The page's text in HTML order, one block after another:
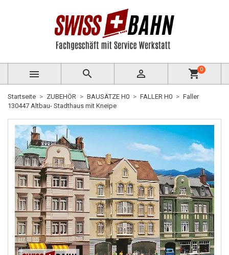
   shopping_cart0
Startseite ZUBEHÖR BAUSÄTZE H0 FALLER H0
Faller
130447 Altbau- Stadthaus mit Kneipe